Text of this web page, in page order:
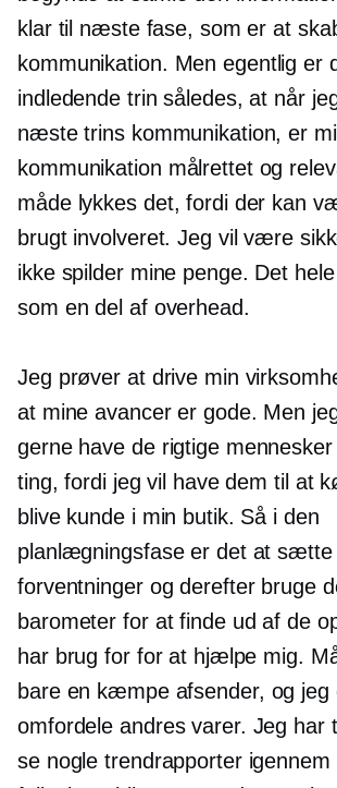
klar til næste fase, som er at
kommunikation. Men egentlig er
indledende trin således, at når
næste trins kommunikation, er
kommunikation målrettet og
måde lykkes det, fordi der kan
brugt involveret. Jeg vil være
ikke spilder mine penge. Det
som en del af overhead.
Jeg prøver at drive min
at mine avancer er gode. Men
gerne have de rigtige
ting, fordi jeg vil have dem til at
blive kunde i min butik. Så i den
planlægningsfase er det at sætte
forventninger og derefter bruge
barometer for at finde ud af de
har brug for for at hjælpe mig.
bare en kæmpe afsender, og jeg
omfordele andres varer. Jeg
se nogle trendrapporter igennem